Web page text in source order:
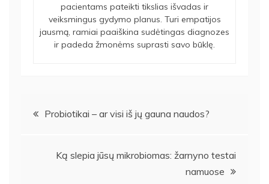
pacientams pateikti tikslias išvadas ir
veiksmingus gydymo planus. Turi empatijos
jausmą, ramiai paaiškina sudėtingas diagnozes
ir padeda žmonėms suprasti savo būklę.
Navigacija
Probiotikai – ar visi iš jų gauna naudos?
Ką slepia jūsų mikrobiomas: žarnyno testai
namuose